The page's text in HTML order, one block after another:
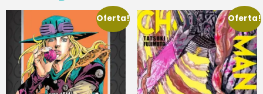
Oferta! Oferta!